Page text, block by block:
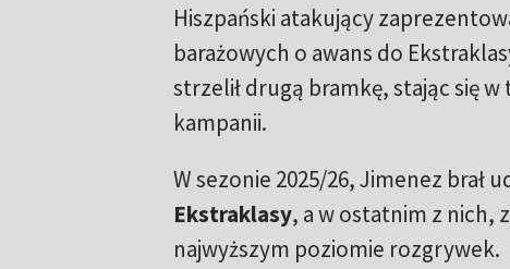
Hiszpański atakujący
barażowych o awans do
strzelił drugą bramkę, stając się
kampanii.
W sezonie 2025/26, Jimenez brał
Ekstraklasy, a w ostatnim z nich,
najwyższym poziomie rozgrywek.